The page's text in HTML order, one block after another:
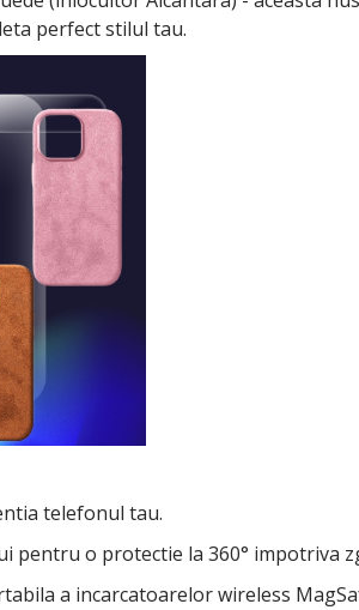
perfect stilul tau.
telefonul tau.
pentru o protectie la 360° impotriva
a incarcatoarelor wireless